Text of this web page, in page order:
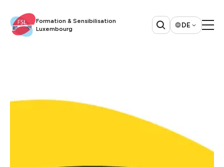
Formation & Sensibilisation
Luxembourg​​​​‌ ‍ ​‍​‍‌‍ ‌ ​‍‌‍‍‌‌‍‌ ‌‍‍‌‌‍ ‍​‍​‍​ ‍‍​‍​‍‌ ​ ‌‍​‌‌‍ ‍‌‍‍‌‌ ‌​‌ ‍‌​‍ ‍‌‍‍‌‌‍ ​‍​‍​‍ ​​‍​‍‌‍‍​‌ ​‍‌‍‌‌‌‍‌‍​‍​‍​ ‍‍​‍​‍​‍ ‌ ​ ‌ ‌​‌ ‌‌‌‍‌​‌‍‍‌‌‍ ​‍ ‌‍‍‌‌‍ ‍‌ ‌​‌‍‌‌‌‍ ‍‌ ‌​​‍ ‌‍‌‌‌‍‌​‌‍‍‌‌ ‌​​‍ ‌‍ ‌‌‍ ‌‍‌​‌‍‌‌​ ‌‌ ​​‌ ​‍‌‍‌‌‌ ​ ‌‍‌‌‌‍ ‍‌ ‌​‌‍​‌‌ ‌​‌‍‍‌‌‍ ‌‍ ‍​ ‍ ‌‍‍‌‌‍‌​​ ‌​ ‌‌​ ‌​​ ​ ​ ‌ ​ ​​​ ​‍​ ‌‌​ ‌ ​‍ ‌​ ‌ ‌‍‌‌‌‍​‍‌‍​ ​‍ ‌​ ‌​​ ‌‍‌‍​ ​ ‌‌​‍ ‌‌‍​‍​ ​‍​ ‍​​ ‌​​‍ ‌​ ‌‌​ ​‍‌‍‌​‌‍​ ​ ‍​​ ‍‌‌‍‌‍​ ‌ ‌‍​ ​ ‍‌‌‍‌‍​ ‌‌​ ‍ ‌ ‌​‌ ‍‌‌ ​​‌‍‌‌​ ‌‌ ​ ‌‍‍‌‌ ‌​‌‍‌‌‌‌​ ‌‍‌‌‌ ‌​‌ ‌​‌‍‍‌‌‍ ‍‌‍‌ ‌ ​ ​ ‍ ‌ ​​‌‍​‌‌ ‌​‌‍‍​​ ‌‌‍​‍‌ ​‍‌‍​‌‌‍ ‍‌‍‌​‌‍‍‌‌‍ ‍‌‍‌ ​‍ ‍‌‍​‍‌ ​‍‌‍​‌‌‍ ‍‌‍‌​‌​ ‍‌‍​‌‌‍ ‌‌‍‌‌​ ‌‍​‍‌‍​‌‌ ​ ‌‍‌‌‌‌‌‌‌ ​‍‌‍ ​​ ‌​‍‌‌​ ​‍‌​‌‍‌ ​ ‌ ‌​‌ ‌‌‌‍‌​‌‍‍‌‌‍ ​‍‌‍‌‍‍‌‌‍‌​​ ‌​ ‌‌​ ‌​​ ​ ​ ‌ ​ ​​​ ​‍​ ‌‌​ ‌ ​‍ ‌​ ‌ ‌‍‌‌‌‍​‍‌‍​ ​‍ ‌​ ‌​​ ‌‍‌‍​ ​ ‌‌​‍ ‌‌‍​‍​ ​‍​ ‍​​ ‌​​‍ ‌​ ‌‌​ ​‍‌‍‌​‌‍​ ​ ‍​​ ‍‌‌‍‌‍​ ‌ ‌‍​ ​ ‍‌‌‍‌‍​ ‌‌​‍‌‍‌ ‌​‌ ‍‌‌ ​​‌‍‌‌​ ‌‌ ​ ‌‍‍‌‌ ‌​‌‍‌‌‌‌​ ‌‍‌‌‌ ‌​‌ ‌​‌‍‍‌‌‍ ‍‌‍‌ ‌ ​ ​‍‌‍‌ ​​‌‍​‌‌ ‌​‌‍‍​​ ‌‌‍​‍‌ ​‍‌‍​‌‌‍ ‍‌‍‌​‌‍‍‌‌‍ ‍‌‍‌ ​‍ ‍‌‍​‍‌ ​‍‌‍​‌‌‍ ‍‌‍‌​‌​ ‍‌‍​‌‌‍ ‌‌‍‌‌​‍‌‍‌ ​​‌‍‌‌‌ ​‍‌ ​ ‌ ​​‌‍‌‌‌‍​ ‌ ‌​‌‍‍‌‌ ‌‍‌‍‌‌​ ‌‌ ​​‌ ‌‌‌‍​‍‌‍ ​‌‍‍‌‌ ​ ‌‍‍​‌‍‌‌‌‍‌​​‍​‍‌ ‌
DE